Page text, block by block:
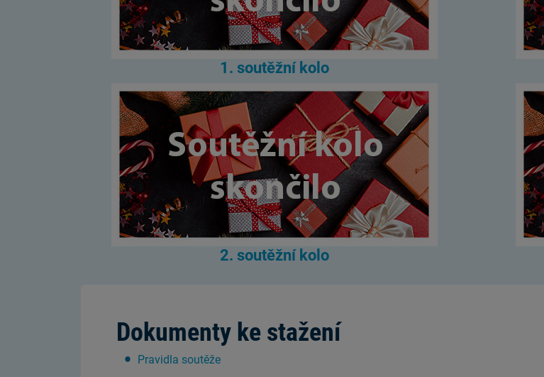
1. soutěžní kolo
2. soutěžní kolo
Dokumenty ke stažení
Pravidla soutěže